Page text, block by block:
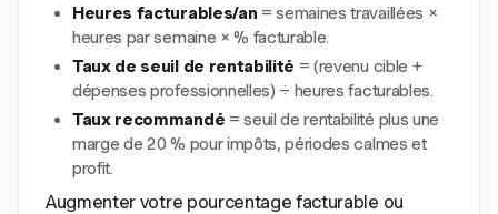
Heures facturables/an = semaines travaillées ×
heures par semaine × % facturable.
Taux de seuil de rentabilité = (revenu cible +
dépenses professionnelles) ÷ heures facturables.
Taux recommandé = seuil de rentabilité plus une
marge de 20 % pour impôts, périodes calmes et
profit.
Augmenter votre pourcentage facturable ou